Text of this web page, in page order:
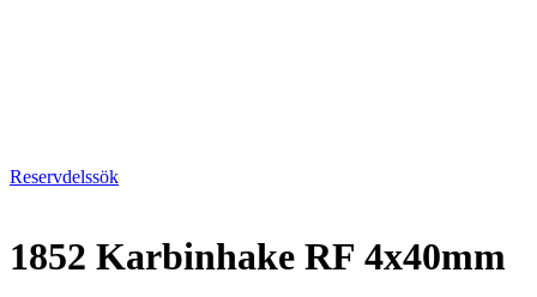
Reservdelssök
1852 Karbinhake RF 4x40mm